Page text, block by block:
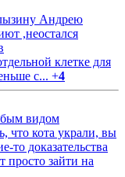
Андрею
,неостался
клетке для
с... +4
видом
что кота украли, вы
то доказательства
зайти на